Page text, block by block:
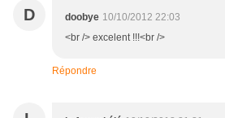
D doobye 10/10/2012 22:03
<br /> excelent !!!<br />
Répondre